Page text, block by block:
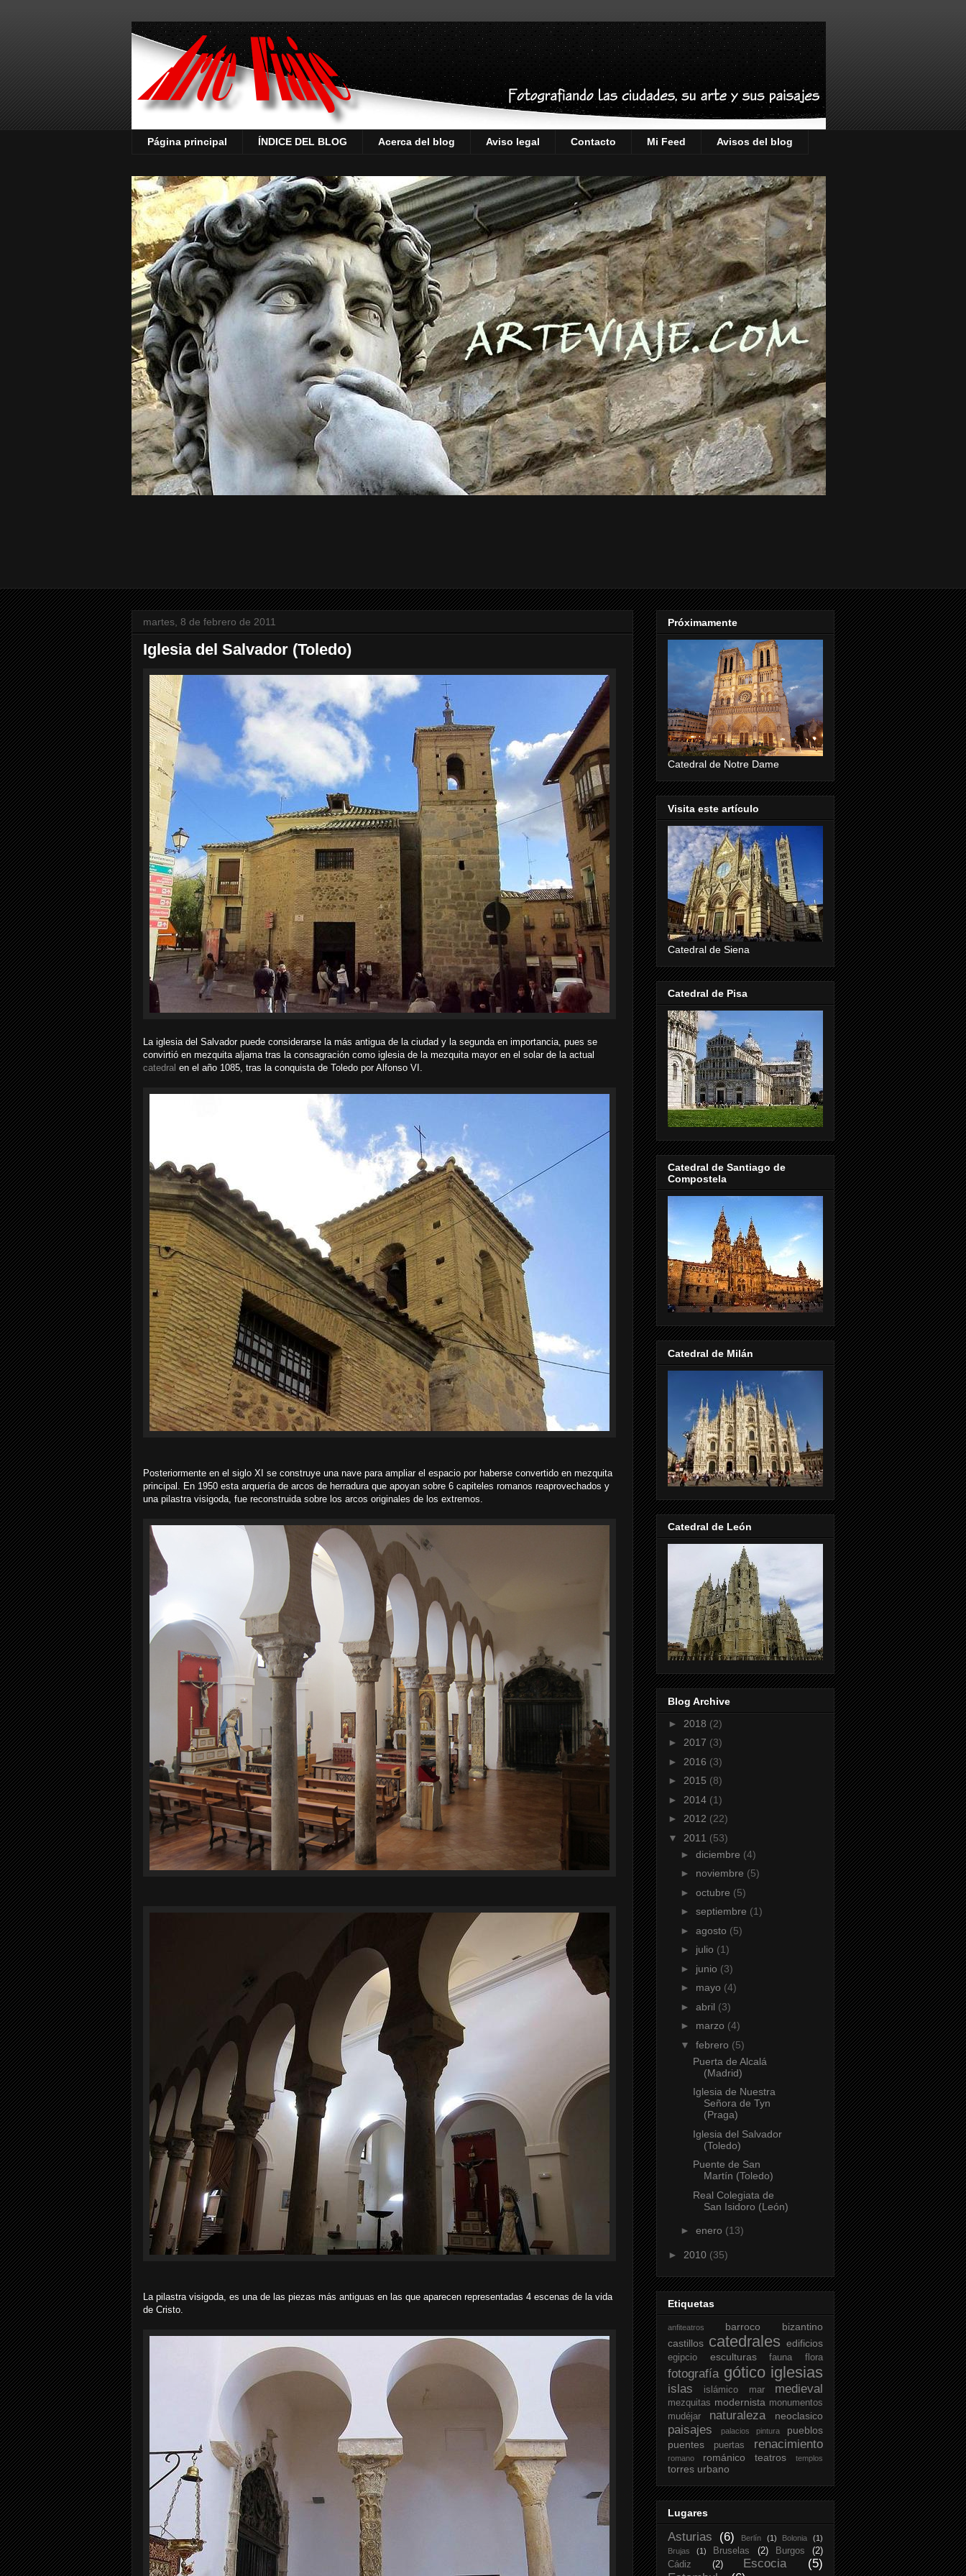
Página principal ÍNDICE DEL BLOG Acerca del blog Aviso legal Contacto Mi Feed Avisos del blog
martes, 8 de febrero de 2011
Iglesia del Salvador (Toledo)
La iglesia del Salvador puede considerarse la más antigua de la ciudad y la segunda en importancia, pues se
convirtió en mezquita aljama tras la consagración como iglesia de la mezquita mayor en el solar de la actual
catedral en el año 1085, tras la conquista de Toledo por Alfonso VI.
Posteriormente en el siglo XI se construye una nave para ampliar el espacio por haberse convertido en mezquita
principal. En 1950 esta arquería de arcos de herradura que apoyan sobre 6 capiteles romanos reaprovechados y
una pilastra visigoda, fue reconstruida sobre los arcos originales de los extremos.
La pilastra visigoda, es una de las piezas más antiguas en las que aparecen representadas 4 escenas de la vida
de Cristo.
Próximamente
Catedral de Notre Dame
Visita este artículo
Catedral de Siena
Catedral de Pisa
Catedral de Santiago de
Compostela
Catedral de Milán
Catedral de León
Blog Archive
► 2018 (2)
► 2017 (3)
► 2016 (3)
► 2015 (8)
► 2014 (1)
► 2012 (22)
▼ 2011 (53)
► diciembre (4)
► noviembre (5)
► octubre (5)
► septiembre (1)
► agosto (5)
► julio (1)
► junio (3)
► mayo (4)
► abril (3)
► marzo (4)
▼ febrero (5)
Puerta de Alcalá
(Madrid)
Iglesia de Nuestra
Señora de Tyn
(Praga)
Iglesia del Salvador
(Toledo)
Puente de San
Martín (Toledo)
Real Colegiata de
San Isidoro (León)
► enero (13)
► 2010 (35)
Etiquetas
anfiteatros barroco
bizantino
castillos catedrales edificios
egipcio esculturas fauna flora
fotografía gótico iglesias
islas islámico mar medieval
mezquitas modernista monumentos
mudéjar
naturaleza neoclasico
paisajes palacios pintura
pueblos
puentes
puertas renacimiento
romano románico teatros templos
torres urbano
Lugares
Asturias (6) Berlín (1) Bolonia
(1)
Brujas
(1) Bruselas (2) Burgos
(2)
Cádiz
(2) Escocia
(5)